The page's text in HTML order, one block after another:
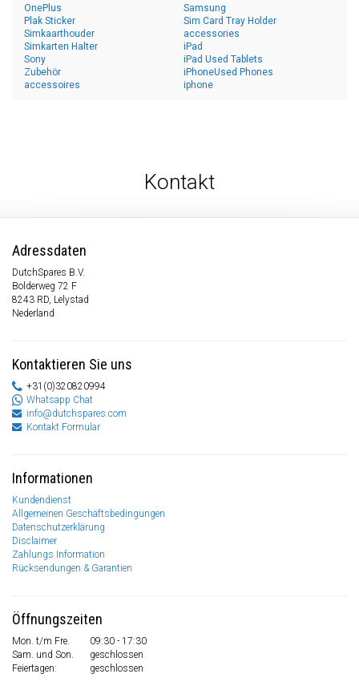
OnePlus
Plak Sticker
Samsung
Sim Card Tray Holder
Simkaarthouder
Simkarten Halter
Sony
Zubehör
accessoires
accessories
iPad
iPad Used Tablets
iPhoneUsed Phones
iphone
Kontakt
Adressdaten
DutchSpares B.V.
Bolderweg 72 F
8243 RD, Lelystad
Nederland
Kontaktieren Sie uns
+31(0)320820994
Whatsapp Chat
info@dutchspares.com
Kontakt Formular
Informationen
Kundendienst
Allgemeinen Geschäftsbedingungen
Datenschutzerklärung
Disclaimer
Zahlungs Information
Rücksendungen & Garantien
Öffnungszeiten
Mon. t/m Fre.
09:30 - 17:30
Sam. und Son.
geschlossen
Feiertagen:
geschlossen